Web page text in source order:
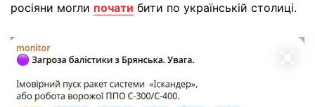
росіяни могли почати бити по українській столиці.